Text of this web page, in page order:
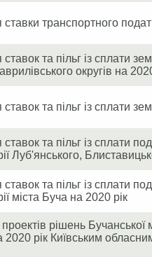
транспортного
та пільг із сплати
округів на
та пільг із сплати
та пільг із сплати
Луб'янського,
та пільг із сплати
міста Буча на 2020 рік
рішень Бучанської
2020 рік Київським